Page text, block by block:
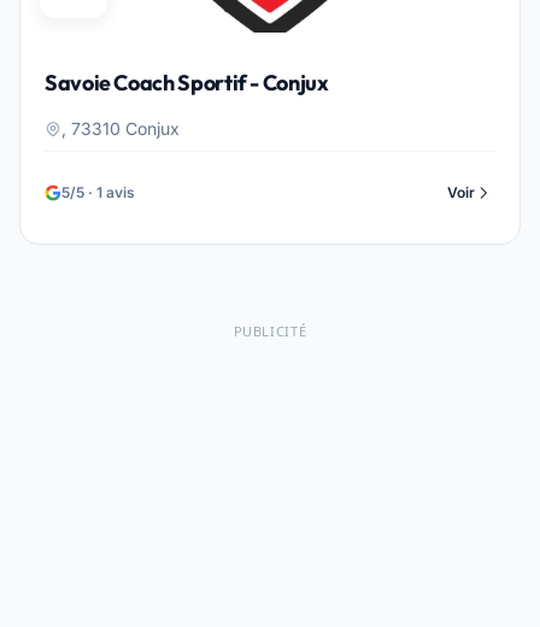
Savoie Coach Sportif - Conjux
, 73310 Conjux
5/5 · 1 avis Voir
PUBLICITÉ